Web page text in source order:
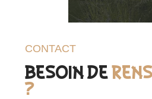
CONTACT
Besoin de
?